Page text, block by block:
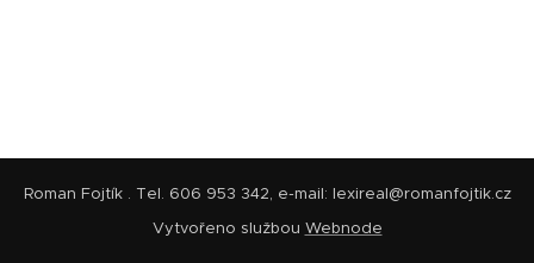
Roman Fojtík . Tel. 606 953 342, e-mail: lexireal@romanfojtik.cz
Vytvořeno službou Webnode